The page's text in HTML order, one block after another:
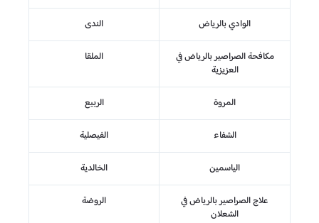
الوادي بالرياض الندى
مكافحة الصراصير بالرياض في
العزيزية
الملقا
المروة الربيع
الشفاء الفيصلية
الياسمين الخالدية
علاج الصراصير بالرياض في
الشعلان
الروضة